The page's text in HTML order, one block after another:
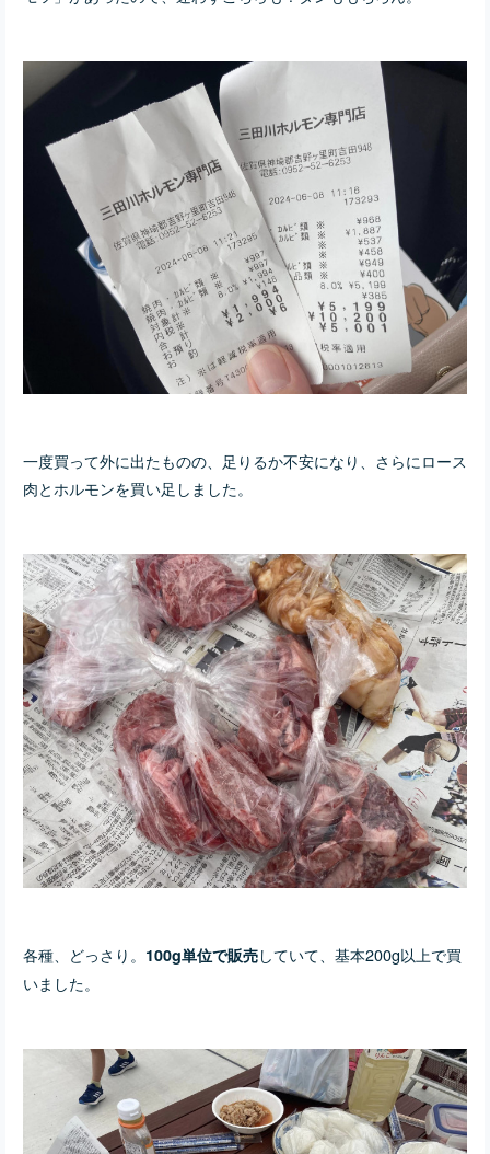
一度買って外に出たものの、足りるか不安になり、さらにロース
肉とホルモンを買い足しました。
各種、どっさり。 100g単位で販売していて、基本200g以上で買
いました。